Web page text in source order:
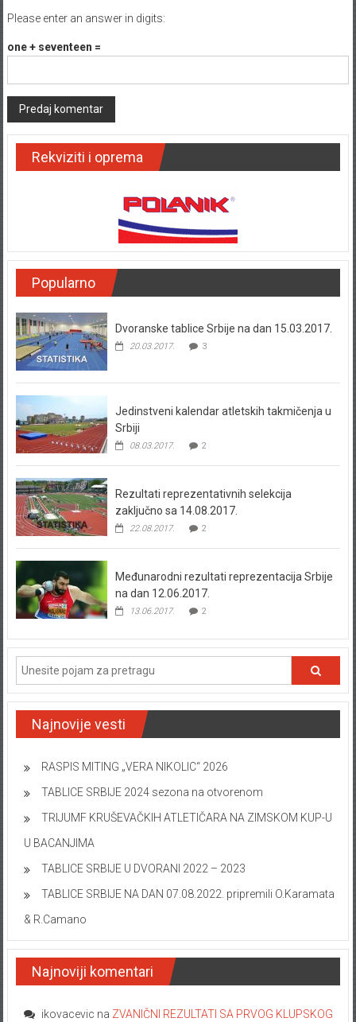
Please enter an answer in digits:
one + seventeen =
Rekviziti i oprema
Popularno
Dvoranske tablice Srbije na dan 15.03.2017.
20.03.2017. 3
Jedinstveni kalendar atletskih takmičenja u
Srbiji
08.03.2017. 2
Rezultati reprezentativnih selekcija
zaključno sa 14.08.2017.
22.08.2017. 2
Međunarodni rezultati reprezentacija Srbije
na dan 12.06.2017.
13.06.2017. 2
Najnovije vesti
RASPIS MITING „VERA NIKOLIC“ 2026
TABLICE SRBIJE 2024 sezona na otvorenom
TRIJUMF KRUŠEVAČKIH ATLETIČARA NA ZIMSKOM KUP-U
U BACANJIMA
TABLICE SRBIJE U DVORANI 2022 – 2023
TABLICE SRBIJE NA DAN 07.08.2022. pripremili O.Karamata
& R.Camano
Najnoviji komentari
ikovacevic na ZVANIČNI REZULTATI SA PRVOG KLUPSKOG